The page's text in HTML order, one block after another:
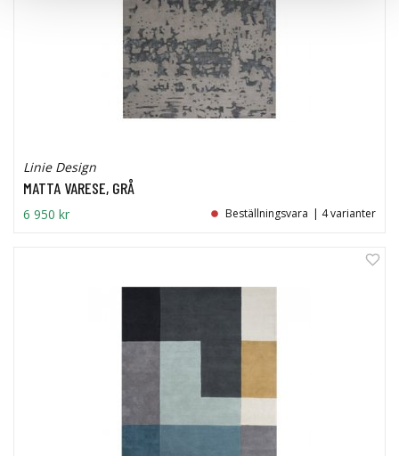
Linie Design
MATTA VARESE, GRÅ
6 950 kr Beställningsvara | 4 varianter